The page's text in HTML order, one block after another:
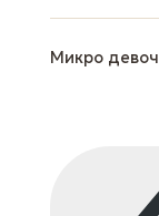
Микро